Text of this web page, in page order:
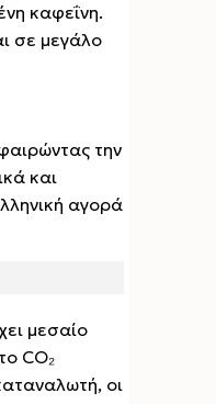
καφεΐνη.
σε μεγάλο
την
και
αγορά
μεσαίο
CO₂
οι